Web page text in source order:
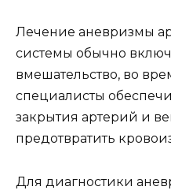
Лечение аневризмы
системы обычно
вмешательство, во
специалисты
закрытия артерий и
предотвратить
Для диагностики